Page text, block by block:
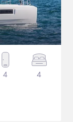
4 4